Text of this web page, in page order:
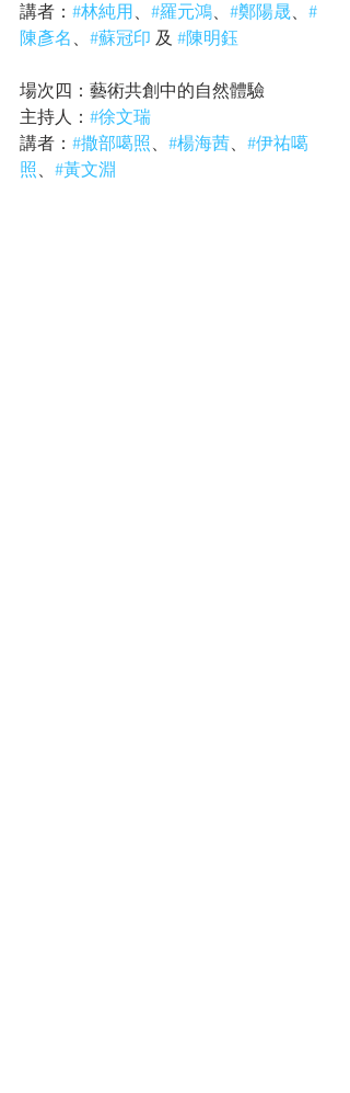
講者： #林純用、 #羅元鴻、 #鄭陽晟、 #
陳彥名 、 #蘇冠印 及 #陳明鈺
場次四：藝術共創中的自然體驗​
主持人： #徐文瑞
講者： #撒部噶照、 #楊海茜、 #伊祐噶
照、 #黃文淵